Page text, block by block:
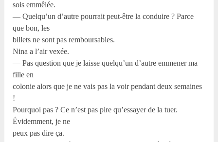
sois emmêlée.
— Quelqu’un d’autre pourrait peut-être la conduire ? Parce
que bon, les
billets ne sont pas remboursables.
Nina a l’air vexée.
— Pas question que je laisse quelqu’un d’autre emmener ma
fille en
colonie alors que je ne vais pas la voir pendant deux semaines
!
Pourquoi pas ? Ce n’est pas pire qu’essayer de la tuer.
Évidemment, je ne
peux pas dire ça.